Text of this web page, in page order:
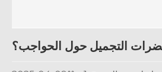
التجميل حول الحواجب؟